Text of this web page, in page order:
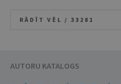
RĀDĪT VĒL / 33281
AUTORU KATALOGS